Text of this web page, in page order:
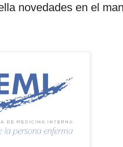
novedades en el